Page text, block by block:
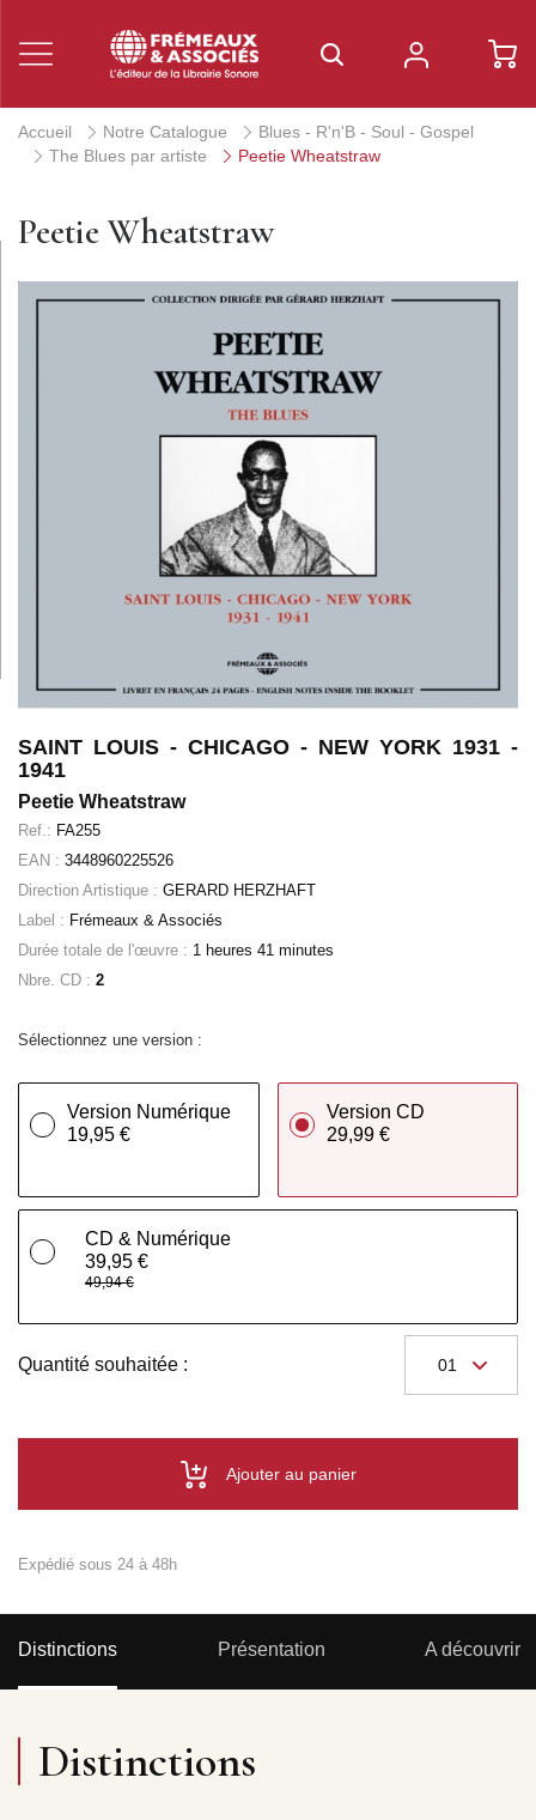
Accueil Notre Catalogue
Blues - R'n'B - Soul - Gospel
The Blues par artiste
Peetie Wheatstraw
Peetie Wheatstraw
SAINT LOUIS - CHICAGO - NEW YORK 1931 -
1941
Peetie Wheatstraw
Ref.: FA255
EAN : 3448960225526
Direction Artistique : GERARD HERZHAFT
Label : Frémeaux & Associés
Durée totale de l'œuvre : 1 heures 41 minutes
Nbre. CD : 2
Sélectionnez une version :
Version Numérique
19,95 €
Version CD
29,99 €
CD & Numérique
39,95 €
49,94 €
Quantité souhaitée :
Ajouter au panier
Expédié sous 24 à 48h
Distinctions Présentation A découvrir
Distinctions